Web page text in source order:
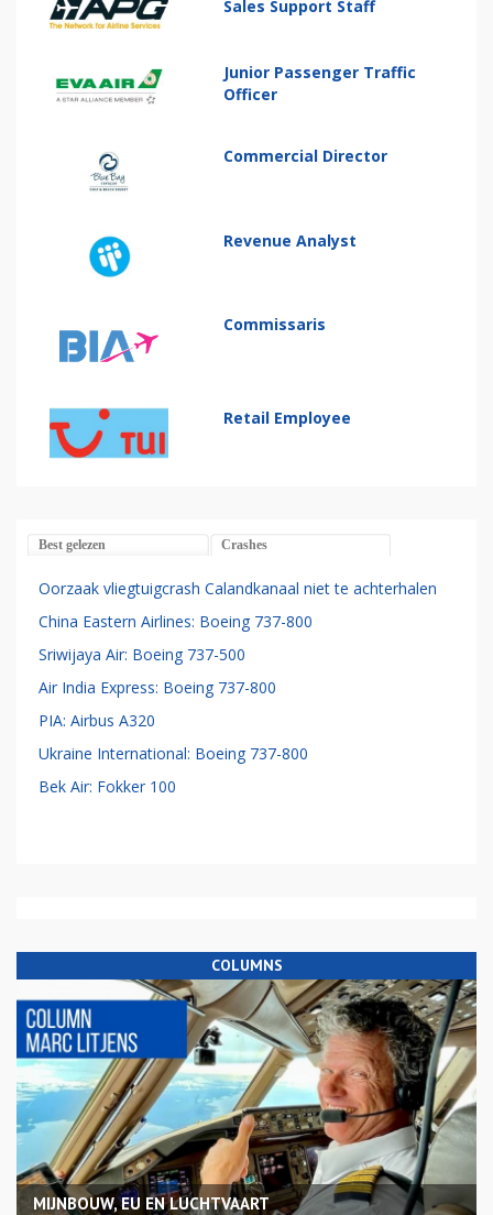
Sales Support Staff
Junior Passenger Traffic
Officer
Commercial Director
Revenue Analyst
Commissaris
Retail Employee
Best gelezen Crashes
Oorzaak vliegtuigcrash Calandkanaal niet te achterhalen
China Eastern Airlines: Boeing 737-800
Sriwijaya Air: Boeing 737-500
Air India Express: Boeing 737-800
PIA: Airbus A320
Ukraine International: Boeing 737-800
Bek Air: Fokker 100
COLUMNS
MIJNBOUW, EU EN LUCHTVAART